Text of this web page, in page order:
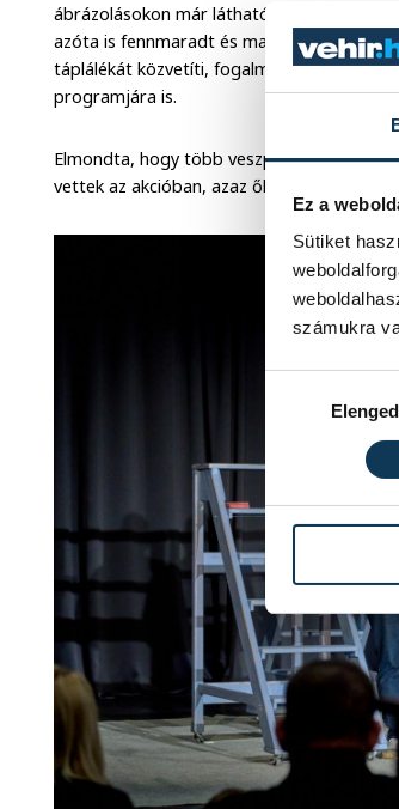
Ez a
Sütiket
számukra
ábrázolásokon már látható volt, ahogy
azóta is fennmaradt és ma is töretlen a
táplálékát közvetíti, fogalmazott az
programjára is.
Elmondta, hogy több veszprémi cég,
vettek az akcióban, azaz ők is vásároltak